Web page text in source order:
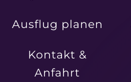
Ausflug planen
Kontakt &
Anfahrt